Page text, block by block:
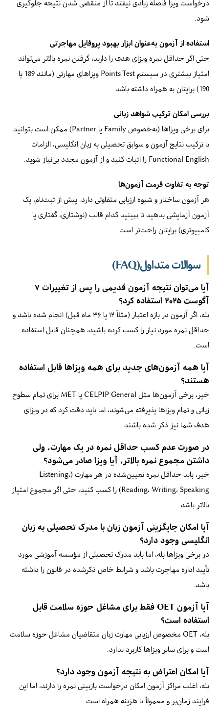
درخواست ویزا فاصله زیادی نیفتد تا از منقضی شدن نتیجه جلوگیری
شود.
استفاده از آزمون به‌عنوان ابزار بهبود پروفایل مهاجرتی
حتی اگر حداقل نمره ویزای هدف را دارید، گرفتن نمره بالاتر می‌تواند
امتیاز بیشتری در سیستم Points Test ویزاهای مهارتی (مانند 189 یا
190) برایتان به همراه داشته باشد.
بررسی امکان ترکیب شواهد زبانی
برای برخی ویزاها (به‌خصوص Family یا Partner) ممکن است بتوانید
با ترکیب نتایج آزمون و سوابق تحصیلی به زبان انگلیسی، الزامات
Functional English را اثبات کنید و از آزمون مجدد بی‌نیاز شوید.
توجه به تفاوت فرمت آزمون‌ها
هر آزمون ساختار و شیوه ارزیابی متفاوتی دارد. پیش از ثبت‌نام، یک
آزمون آزمایشی بدهید تا ببینید کدام قالب (نوشتاری، گفتاری یا
کامپیوتری) برایتان راحت‌تر است.
سوالات متداول(FAQ)
آیا می‌توان نتیجه آزمون قدیمی را پس از تغییرات ۷
آگوست ۲۰۲۵ استفاده کرد؟
بله، اگر آزمون در بازه اعتبار (مثلاً ۱۲ یا ۳۶ ماه قبل) انجام شده باشد و
حداقل نمره مورد نیاز را کسب کرده باشید، همچنان قابل استفاده
است.
آیا همه آزمون‌های جدید برای همه ویزاها قابل استفاده
هستند؟
خیر، برخی آزمون‌ها مثل CELPIP General یا MET برای تمام سطوح
زبانی و تمام ویزاها پذیرفته می‌شوند، اما باید دقت کرد که در ویزای
هدف شما نیز ذکر شده باشند.
در صورت عدم کسب حداقل نمره در یک مهارت، ولی
داشتن مجموع نمره بالاتر، آیا ویزا صادر می‌شود؟
خیر، باید حداقل نمره تعیین‌شده در هر مهارت (Listening،
Reading، Writing، Speaking) را کسب کنید، حتی اگر مجموع امتیاز
بالاتر باشد.
آیا امکان جایگزینی آزمون زبان با مدرک تحصیلی به زبان
انگلیسی وجود دارد؟
در برخی ویزاها بله، اما باید مدرک تحصیلی از مؤسسه آموزشی مورد
تأیید اداره مهاجرت باشد و شرایط خاص ذکرشده در قانون را داشته
باشد.
آیا آزمون OET فقط برای مشاغل حوزه سلامت قابل
استفاده است؟
بله، OET مخصوص ارزیابی مهارت زبان متقاضیان مشاغل حوزه سلامت
است و برای سایر ویزاها کاربرد ندارد.
آیا امکان اعتراض به نتیجه آزمون وجود دارد؟
بله، اغلب مراکز آزمون امکان درخواست بازبینی نمره را دارند، اما این
فرایند زمان‌بر و معمولاً با هزینه همراه است.